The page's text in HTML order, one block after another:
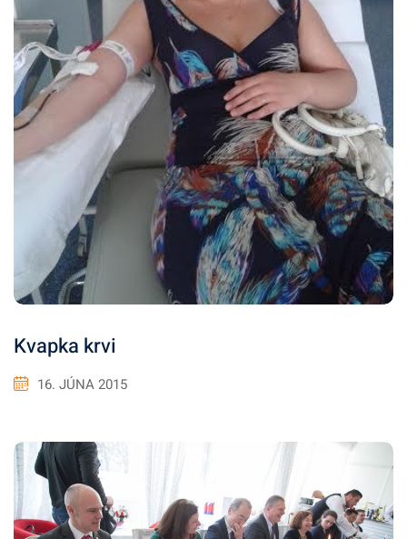
Kvapka krvi
16. JÚNA 2015